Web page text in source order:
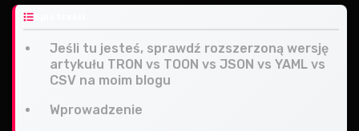
Jeśli tu jesteś, sprawdź rozszerzoną wersję
artykułu TRON vs TOON vs JSON vs YAML vs
CSV na moim blogu
Wprowadzenie